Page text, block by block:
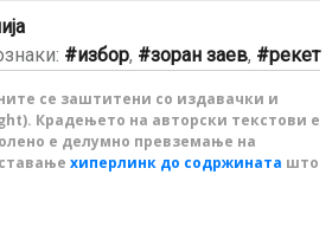
избор, зоран заев, рекет
се заштитени со издавачки и
Крадењето на авторски текстови е
е делумно превземање на
хиперлинк до содржината што